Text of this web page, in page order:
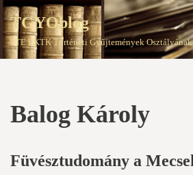
Skip
to
TGYOblog
PTE EKTK Történeti Gyűjtemények
Balog Károly
Füvésztudomány a